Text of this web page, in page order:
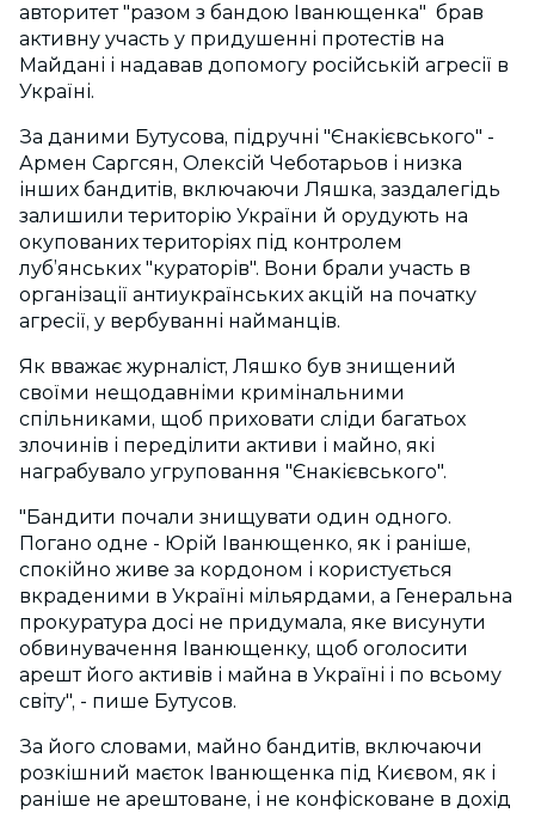
авторитет "разом з бандою Іванющенка" брав
активну участь у придушенні протестів на
Майдані і надавав допомогу російській агресії в
Україні.
За даними Бутусова, підручні "Єнакієвського" -
Армен Саргсян, Олексій Чеботарьов і низка
інших бандитів, включаючи Ляшка, заздалегідь
залишили територію України й орудують на
окупованих територіях під контролем
луб’янських "кураторів". Вони брали участь в
організації антиукраїнських акцій на початку
агресії, у вербуванні найманців.
Як вважає журналіст, Ляшко був знищений
своїми нещодавніми кримінальними
спільниками, щоб приховати сліди багатьох
злочинів і переділити активи і майно, які
награбувало угруповання "Єнакієвського".
"Бандити почали знищувати один одного.
Погано одне - Юрій Іванющенко, як і раніше,
спокійно живе за кордоном і користується
вкраденими в Україні мільярдами, а Генеральна
прокуратура досі не придумала, яке висунути
обвинувачення Іванющенку, щоб оголосити
арешт його активів і майна в Україні і по всьому
світу", - пише Бутусов.
За його словами, майно бандитів, включаючи
розкішний маєток Іванющенка під Києвом, як і
раніше не арештоване, і не конфісковане в дохід